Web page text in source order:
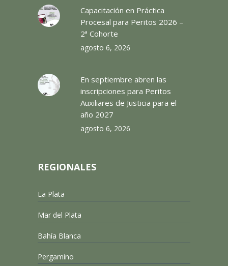
Capacitación en Práctica
Procesal para Peritos 2026 –
2ª Cohorte
agosto 6, 2026
En septiembre abren las
inscripciones para Peritos
Auxiliares de Justicia para el
año 2027
agosto 6, 2026
REGIONALES
La Plata
Mar del Plata
Bahía Blanca
Pergamino